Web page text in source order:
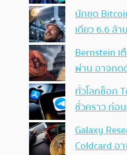
นักขุด
เดียว 6.6 ล้
Bernstein เ
ผ่าน อาจกด
ทั่วโลกช็อก
ชั่วคราว ก่อ
Galaxy
Coldcard อ